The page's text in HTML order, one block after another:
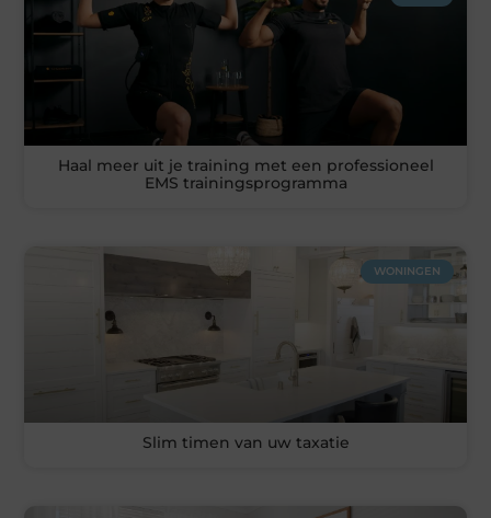
Haal meer uit je training met een professioneel
EMS trainingsprogramma
WONINGEN
Slim timen van uw taxatie